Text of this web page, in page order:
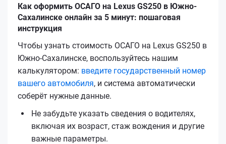
Как оформить ОСАГО на Lexus GS250 в Южно-
Сахалинске онлайн за 5 минут: пошаговая
инструкция
Чтобы узнать стоимость ОСАГО на Lexus GS250 в
Южно-Сахалинске, воспользуйтесь нашим
калькулятором: введите государственный номер
вашего автомобиля, и система автоматически
соберёт нужные данные.
Не забудьте указать сведения о водителях,
включая их возраст, стаж вождения и другие
важные параметры.